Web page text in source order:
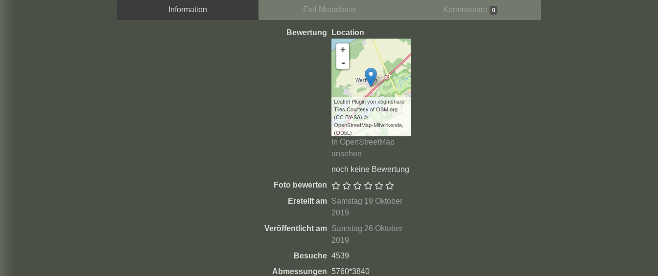
Information Exif-Metadaten Kommentare 0
Bewertung Location
+
-
Leaflet Plugin vonxbgmsharp
Tiles Courtesy of OSM.org
(CC BY-SA) ©
OpenStreetMap-Mitwirkende,
(ODbL)
In OpenStreetMap
ansehen
noch keine Bewertung
Foto bewerten
Erstellt am
Samstag 19 Oktober
2019
Veröffentlicht am
Samstag 26 Oktober
2019
Besuche 4539
Abmessungen
5760*3840